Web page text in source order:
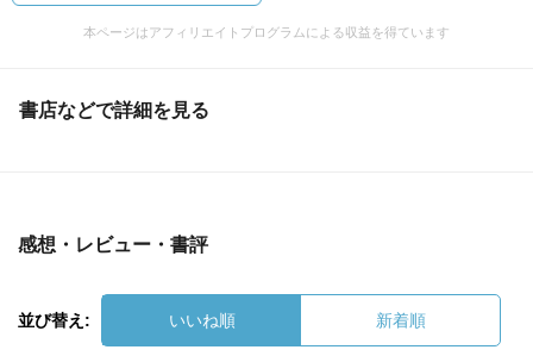
本ページはアフィリエイトプログラムによる収益を得ています
書店などで詳細を見る
感想・レビュー・書評
並び替え: いいね順 新着順